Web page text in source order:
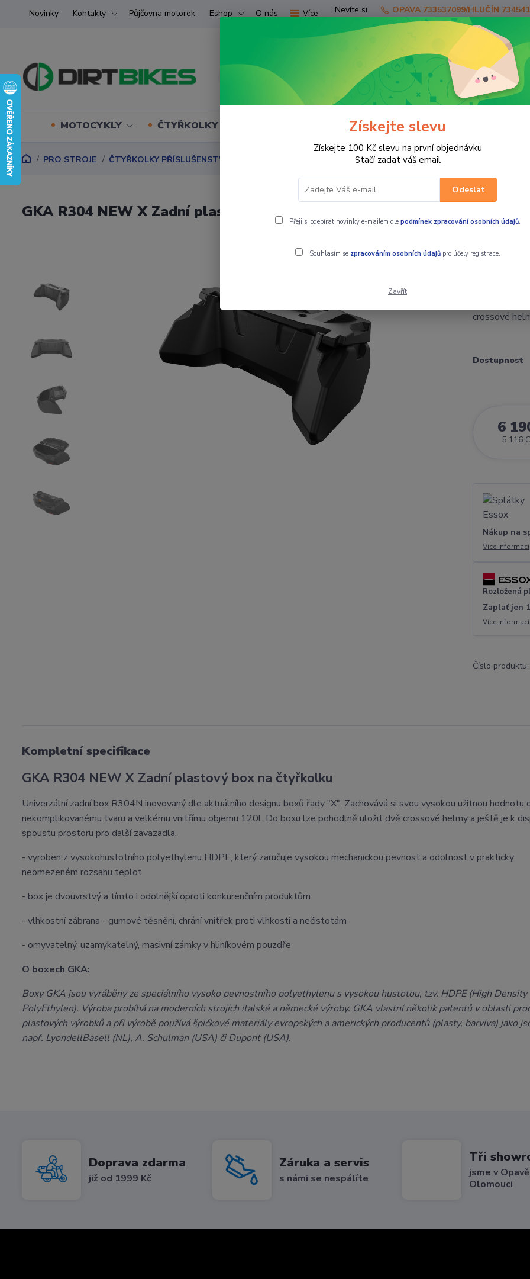
Novinky Kontakty Půjčovna motorek Eshop O nás Více
Hledat
Nevíte si
rady?
Zavolejte.
OPAVA 733537099/HLUČÍN
MOTOCYKLY ČTYŘKOLKY (ATV) UTV SKÚTRY PRO JEZDCE
PRO STROJE ČTYŘKOLKY PŘÍSLUŠENSTVÍ ZADNÍ BOXY GKA R304 NEW X Zadní plastový box na
GKA R304 NEW X Zadní plastový box na čtyřkolku
GKA R304
box R304N
si svou
velkému
crossové
Dostupnost
6
5 116
Nákup na
Více informací
Rozložená
Zaplať jen
Více informací
Číslo produktu:
Kompletní specifikace
GKA R304 NEW X Zadní plastový box na čtyřkolku
Univerzální zadní box R304N inovovaný dle aktuálního designu boxů řady "X". Zachovává si svou vysokou užitnou hodnotu
nekomplikovanému tvaru a velkému vnitřímu objemu 120l. Do boxu lze pohodlně uložit dvě crossové helmy a ještě je k
spoustu prostoru pro další zavazadla.
- vyroben z vysokohustotního polyethylenu HDPE, který zaručuje vysokou mechanickou pevnost a odolnost v prakticky
neomezeném rozsahu teplot
- box je dvouvrstvý a tímto i odolnější oproti konkurenčním produktům
- vlhkostní zábrana - gumové těsnění, chrání vnitřek proti vlhkosti a nečistotám
- omyvatelný, uzamykatelný, masivní zámky v hliníkovém pouzdře
O boxech GKA:
Boxy GKA jsou vyráběny ze speciálního vysoko pevnostního polyethylenu s vysokou hustotou, tzv. HDPE (High Density
PolyEthylen). Výroba probíhá na moderních strojích italské a německé výroby. GKA vlastní několik patentů v oblasti
plastových výrobků a při výrobě používá špičkové materiály evropských a amerických producentů (plasty, barviva) jako
např. LyondellBasell (NL), A. Schulman (USA) či Dupont (USA).
Doprava zdarma
již od 1999 Kč
Záruka a servis
s námi se nespálíte
Tři
jsme v
Olomouci
Získejte slevu
Získejte 100 Kč slevu na první objednávku
Stačí zadat váš email
Odeslat
Přeji si odebírat novinky e-mailem dle podmínek zpracování osobních údajů.
Souhlasím se zpracováním osobních údajůpro účely registrace.
Zavřít